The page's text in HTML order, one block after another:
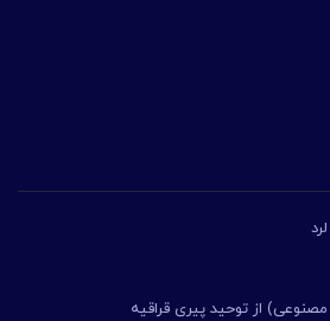
از توحید پیری قراقیه